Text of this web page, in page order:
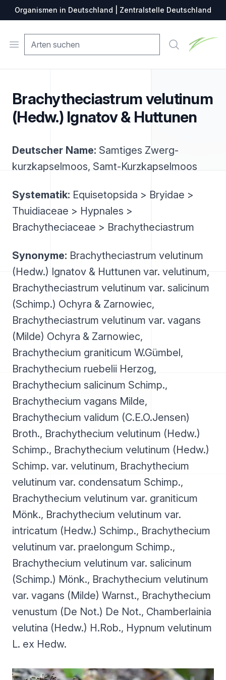
Organismen in Deutschland | Zentralstelle Deutschland
Open menu Suche
Brachytheciastrum velutinum
(Hedw.) Ignatov & Huttunen
Deutscher Name: Samtiges Zwerg-
kurzkapselmoos, Samt-Kurzkapselmoos
Systematik: Equisetopsida > Bryidae >
Thuidiaceae > Hypnales >
Brachytheciaceae > Brachytheciastrum
Synonyme: Brachytheciastrum velutinum
(Hedw.) Ignatov & Huttunen var. velutinum,
Brachytheciastrum velutinum var. salicinum
(Schimp.) Ochyra & Zarnowiec,
Brachytheciastrum velutinum var. vagans
(Milde) Ochyra & Zarnowiec,
Brachythecium graniticum W.Gümbel,
Brachythecium ruebelii Herzog,
Brachythecium salicinum Schimp.,
Brachythecium vagans Milde,
Brachythecium validum (C.E.O.Jensen)
Broth., Brachythecium velutinum (Hedw.)
Schimp., Brachythecium velutinum (Hedw.)
Schimp. var. velutinum, Brachythecium
velutinum var. condensatum Schimp.,
Brachythecium velutinum var. graniticum
Mönk., Brachythecium velutinum var.
intricatum (Hedw.) Schimp., Brachythecium
velutinum var. praelongum Schimp.,
Brachythecium velutinum var. salicinum
(Schimp.) Mönk., Brachythecium velutinum
var. vagans (Milde) Warnst., Brachythecium
venustum (De Not.) De Not., Chamberlainia
velutina (Hedw.) H.Rob., Hypnum velutinum
L. ex Hedw.